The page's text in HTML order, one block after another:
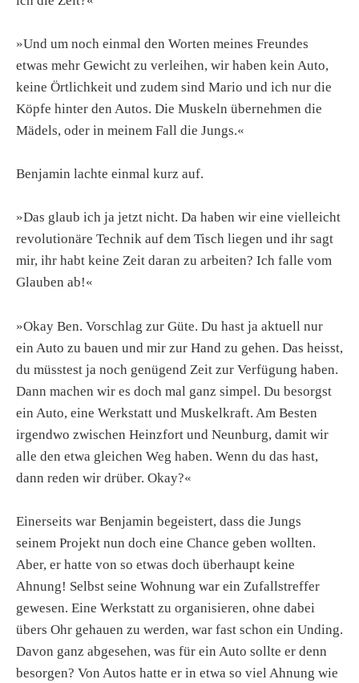
»Und um noch einmal den Worten meines Freundes
etwas mehr Gewicht zu verleihen, wir haben kein Auto,
keine Örtlichkeit und zudem sind Mario und ich nur die
Köpfe hinter den Autos. Die Muskeln übernehmen die
Mädels, oder in meinem Fall die Jungs.«
Benjamin lachte einmal kurz auf.
»Das glaub ich ja jetzt nicht. Da haben wir eine vielleicht
revolutionäre Technik auf dem Tisch liegen und ihr sagt
mir, ihr habt keine Zeit daran zu arbeiten? Ich falle vom
Glauben ab!«
»Okay Ben. Vorschlag zur Güte. Du hast ja aktuell nur
ein Auto zu bauen und mir zur Hand zu gehen. Das heisst,
du müsstest ja noch genügend Zeit zur Verfügung haben.
Dann machen wir es doch mal ganz simpel. Du besorgst
ein Auto, eine Werkstatt und Muskelkraft. Am Besten
irgendwo zwischen Heinzfort und Neunburg, damit wir
alle den etwa gleichen Weg haben. Wenn du das hast,
dann reden wir drüber. Okay?«
Einerseits war Benjamin begeistert, dass die Jungs
seinem Projekt nun doch eine Chance geben wollten.
Aber, er hatte von so etwas doch überhaupt keine
Ahnung! Selbst seine Wohnung war ein Zufallstreffer
gewesen. Eine Werkstatt zu organisieren, ohne dabei
übers Ohr gehauen zu werden, war fast schon ein Unding.
Davon ganz abgesehen, was für ein Auto sollte er denn
besorgen? Von Autos hatte er in etwa so viel Ahnung wie